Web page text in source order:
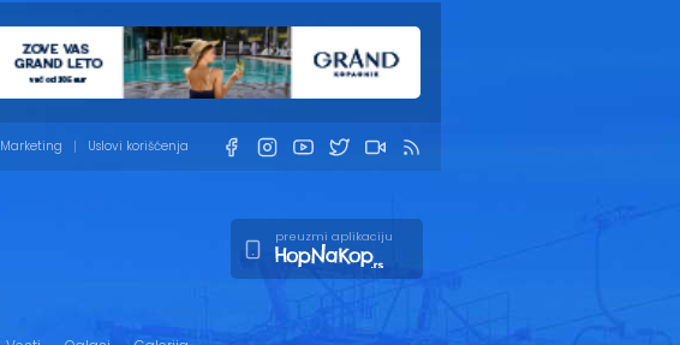
Marketing Uslovi korišćenja
preuzmi aplikaciju